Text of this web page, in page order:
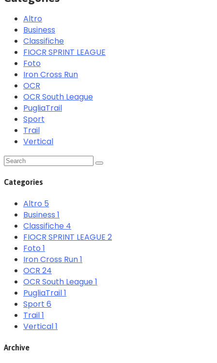
Altro
Business
Classifiche
FIOCR SPRINT LEAGUE
Foto
Iron Cross Run
OCR
OCR South League
PugliaTrail
Sport
Trail
Vertical
Categories
Altro 5
Business 1
Classifiche 4
FIOCR SPRINT LEAGUE 2
Foto 1
Iron Cross Run1
OCR 24
OCR South League1
PugliaTrail1
Sport 6
Trail1
Vertical1
Archive